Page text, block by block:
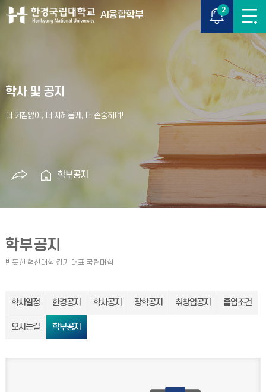
AI융합학부 2
학사 및 공지
학부공지
학부공지
학사일정 한경공지 학사공지 장학공지 취창업공지 졸업조건
오시는길 학부공지